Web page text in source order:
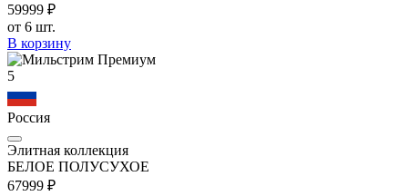
59999 ₽
от 6 шт.
В корзину
5
Россия
Элитная коллекция
БЕЛОЕ ПОЛУСУХОЕ
67999 ₽